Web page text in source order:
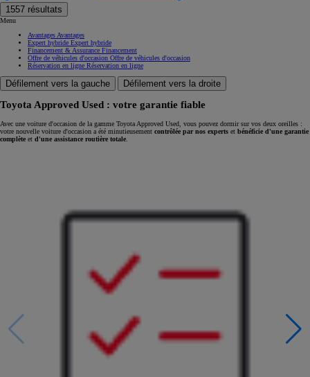
1557 résultats
Menu
Avantages Avantages
Expert hybride Expert hybride
Financement & Assurance Financement
Offre de véhicules d'occasion Offre de véhicules d'occasion
Réservation en ligne Réservation en ligne
Défilement vers la gauche Défilement vers la droite
Toyota Approved Used : votre garantie fiable
Avec une voiture d'occasion de la gamme Toyota Approved Used, vous pouvez dormir sur vos deux oreilles :
votre nouvelle voiture d'occasion a été minutieusement contrôlée par nos experts et bénéficie d'une garantie
complète et d'une assistance routière totale